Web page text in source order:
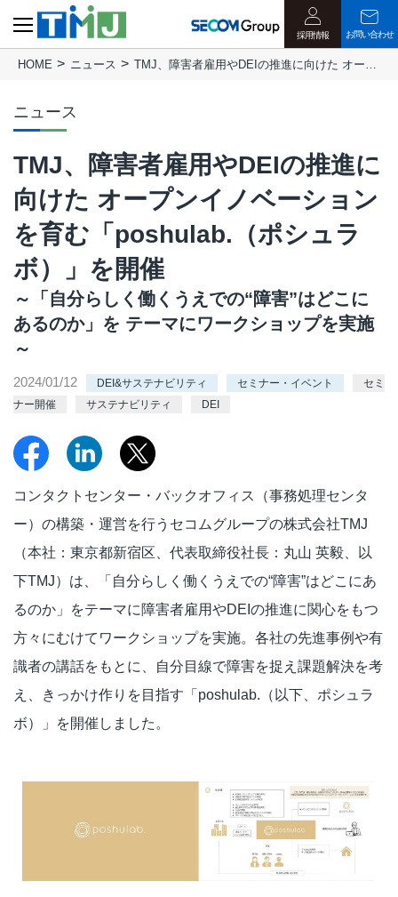
採用情報 お問い合わせ
HOME ニュース TMJ、障害者雇用やDEIの推進に向けた オープンイノベーションを育む「poshulab.（ポシュラボ）」を開催
ニュース
TMJ、障害者雇用やDEIの推進に
向けた オープンイノベーション
を育む「poshulab.（ポシュラ
ボ）」を開催
～「自分らしく働くうえでの“障害”はどこに
あるのか」を テーマにワークショップを実施
～
2024/01/12 DEI&サステナビリティ セミナー・イベント
セミ
ナー開催
サステナビリティ DEI
コンタクトセンター・バックオフィス（事務処理センタ
ー）の構築・運営を行うセコムグループの株式会社TMJ
（本社：東京都新宿区、代表取締役社長：丸山 英毅、以
下TMJ）は、「自分らしく働くうえでの“障害”はどこにあ
るのか」をテーマに障害者雇用やDEIの推進に関心をもつ
方々にむけてワークショップを実施。各社の先進事例や有
識者の講話をもとに、自分目線で障害を捉え課題解決を考
え、きっかけ作りを目指す「poshulab.（以下、ポシュラ
ボ）」を開催しました。